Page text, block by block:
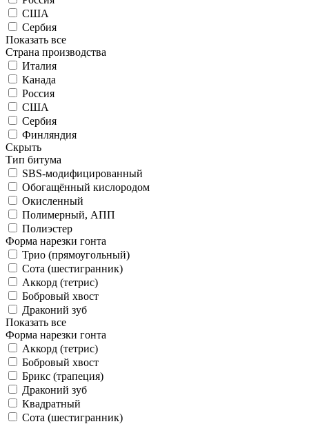
США
Сербия
Показать все
Страна производства
Италия
Канада
Россия
США
Сербия
Финляндия
Скрыть
Тип битума
SBS-модифицированный
Обогащённый кислородом
Окисленный
Полимерный, АПП
Полиэстер
Форма нарезки гонта
Трио (прямоугольный)
Сота (шестигранник)
Аккорд (тетрис)
Бобровый хвост
Драконий зуб
Показать все
Форма нарезки гонта
Аккорд (тетрис)
Бобровый хвост
Брикс (трапеция)
Драконий зуб
Квадратный
Сота (шестигранник)